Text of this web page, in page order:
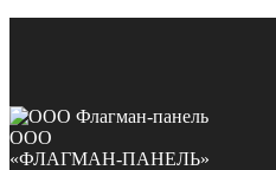
ООО
«ФЛАГМАН-ПАНЕЛЬ»